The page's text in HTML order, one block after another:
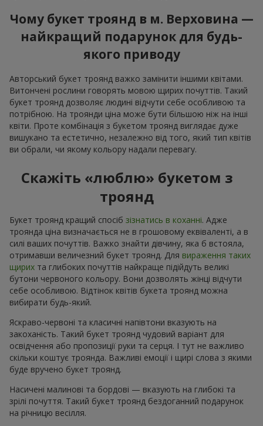
Чому букет троянд в м. Верховина —
найкращий подарунок для будь-
якого приводу
Авторський букет троянд важко замінити іншими квітами.
Витончені рослини говорять мовою щирих почуттів. Такий
букет троянд дозволяє людині відчути себе особливою та
потрібною. На троянди ціна може бути більшою ніж на інші
квіти. Проте комбінація з букетом троянд виглядає дуже
вишукано та естетично, незалежно від того, який тип квітів
ви обрали, чи якому кольору надали перевагу.
Скажіть «люблю» букетом з
троянд
Букет троянд кращий спосіб зізнатись в коханні. Адже
троянда ціна визначається не в грошовому еквіваленті, а в
силі ваших почуттів. Важко знайти дівчину, яка б встояла,
отримавши величезний букет троянд. Для вираження таких
щирих та глибоких почуттів найкраще підійдуть великі
бутони червоного кольору. Вони дозволять жінці відчути
себе особливою. Відтінок квітів букета троянд можна
вибирати будь-який.
Яскраво-червоні та класичні напівтони вказують на
закоханість. Такий букет троянд чудовий варіант для
освідчення або пропозиції руки та серця. І тут не важливо
скільки коштує троянда. Важливі емоції і щирі слова з якими
буде вручено букет троянд.
Насичені малинові та бордові — вказують на глибокі та
зрілі почуття. Такий букет троянд бездоганний подарунок
на річницю весілля.